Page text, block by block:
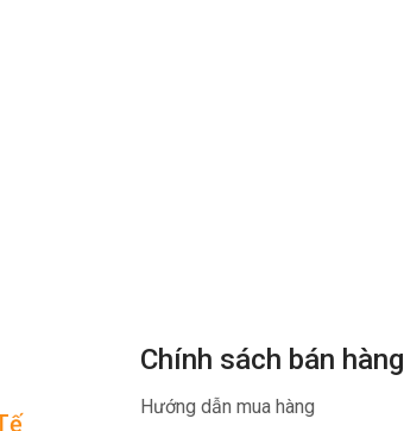
Chính sách bán hàng
Hướng dẫn mua hàng